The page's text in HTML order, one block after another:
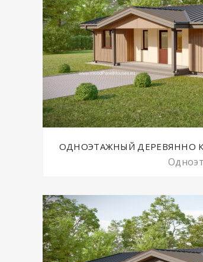
ОДНОЭТАЖНЫЙ ДЕРЕВЯННО